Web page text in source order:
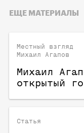
ЕЩЕ МАТЕРИАЛЫ
Местный взгляд
Михаил Агапов
Михаил
открытый
Статья